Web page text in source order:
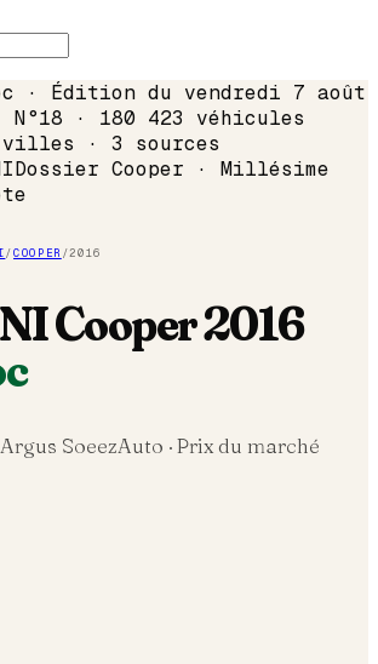
· Édition du vendredi 7 août
· 180 423 véhicules
· 3 sources
Dossier Cooper · Millésime
/COOPER /2016
Cooper2016
Argus SoeezAuto · Prix du marché